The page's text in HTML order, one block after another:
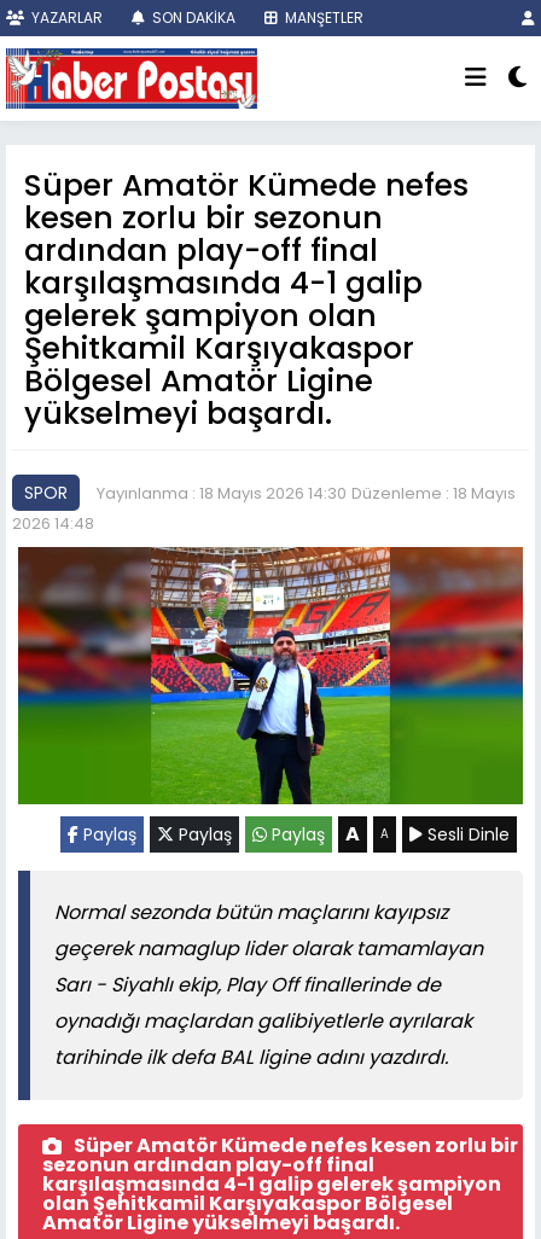
YAZARLAR SON DAKİKA MANŞETLER
Süper Amatör Kümede nefes
kesen zorlu bir sezonun
ardından play-off final
karşılaşmasında 4-1 galip
gelerek şampiyon olan
Şehitkamil Karşıyakaspor
Bölgesel Amatör Ligine
yükselmeyi başardı.
SPOR Yayınlanma : 18 Mayıs 2026 14:30 Düzenleme : 18 Mayıs
2026 14:48
Paylaş Paylaş Paylaş A A Sesli Dinle
Normal sezonda bütün maçlarını kayıpsız
geçerek namaglup lider olarak tamamlayan
Sarı - Siyahlı ekip, Play Off finallerinde de
oynadığı maçlardan galibiyetlerle ayrılarak
tarihinde ilk defa BAL ligine adını yazdırdı.
Süper Amatör Kümede nefes kesen zorlu bir
sezonun ardından play-off final
karşılaşmasında 4-1 galip gelerek şampiyon
olan Şehitkamil Karşıyakaspor Bölgesel
Amatör Ligine yükselmeyi başardı.